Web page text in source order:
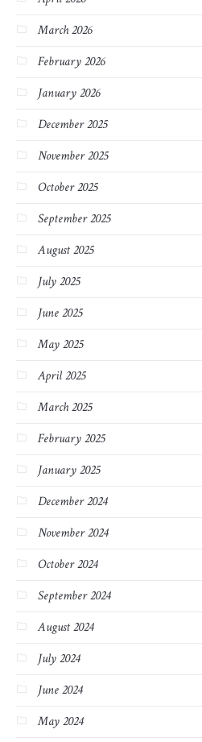
March 2026
February 2026
January 2026
December 2025
November 2025
October 2025
September 2025
August 2025
July 2025
June 2025
May 2025
April 2025
March 2025
February 2025
January 2025
December 2024
November 2024
October 2024
September 2024
August 2024
July 2024
June 2024
May 2024